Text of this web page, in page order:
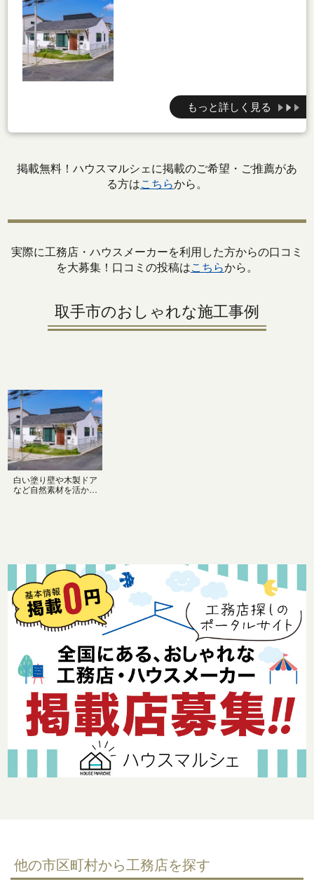
もっと詳しく見る
掲載無料！ハウスマルシェに掲載のご希望・ご推薦があ
る方はこちらから。
実際に工務店・ハウスメーカーを利用した方からの口コミ
を大募集！口コミの投稿はこちらから。
取手市のおしゃれな施工事例
白い塗り壁や木製ドア
など自然素材を活かし
安心な住まいです。
他の市区町村から工務店を探す